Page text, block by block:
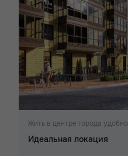
Жить в центре города удобно
Идеальная локация